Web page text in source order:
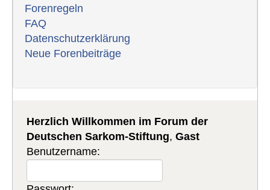
Forenregeln
FAQ
Datenschutzerklärung
Neue Forenbeiträge
Herzlich Willkommen im Forum der
Deutschen Sarkom-Stiftung,Gast
Benutzername: